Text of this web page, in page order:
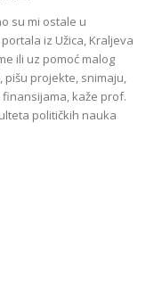
su mi ostale u
iz Užica, Kraljeva
ili uz pomoć malog
projekte, snimaju,
kaže prof.
političkih nauka